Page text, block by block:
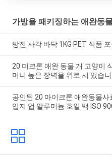
가방을 패키징하는 애완동
방진 사각 바닥 1KG PET 식품
20 미크론 애완 동물 개 고양이
머니 높은 장벽을 위로 서 있습
공인된 20 마이크론 애완동물
입지 업 알루미늄 호일 백 ISO